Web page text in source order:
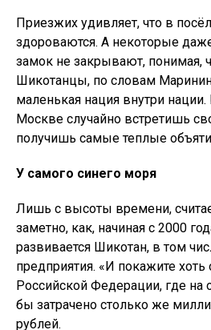
Приезжих удивляет, что в
здороваются. А некоторые
замок не закрывают, понимая,
Шикотанцы, по словам
маленькая нация внутри
Москве случайно встретишь
получишь самые теплые
У самого синего моря
Лишь с высоты времени,
заметно, как, начиная с 2000
развивается Шикотан, в том
предприятия. «И покажите хоть
Российской Федерации, где на
бы затрачено столько же
рублей.